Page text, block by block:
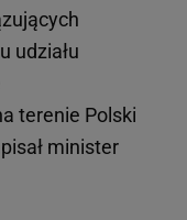
udziału
terenie Polski
minister